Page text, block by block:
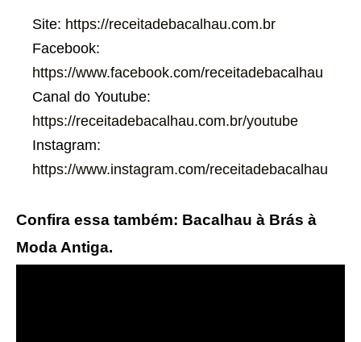
Site: https://receitadebacalhau.com.br
Facebook:
https://www.facebook.com/receitadebacalhau
Canal do Youtube:
https://receitadebacalhau.com.br/youtube
Instagram:
https://www.instagram.com/receitadebacalhau
Confira essa também: Bacalhau à Brás à
Moda Antiga.